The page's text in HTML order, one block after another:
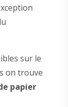
sur le
on trouve
papier